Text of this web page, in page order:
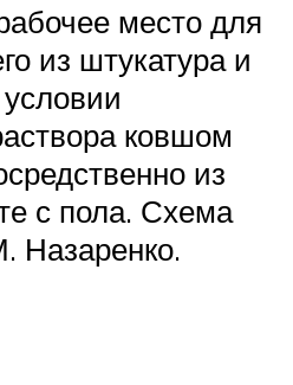
место для
из штукатура и
ковшом
из
с пола. Схема
Назаренко.